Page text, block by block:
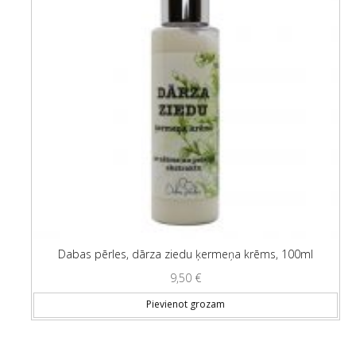
Dabas pērles, dārza ziedu ķermeņa krēms, 100ml
9,50 €
Pievienot grozam